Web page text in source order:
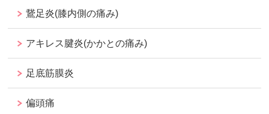
鵞足炎(膝内側の痛み)
アキレス腱炎(かかとの痛み)
足底筋膜炎
偏頭痛